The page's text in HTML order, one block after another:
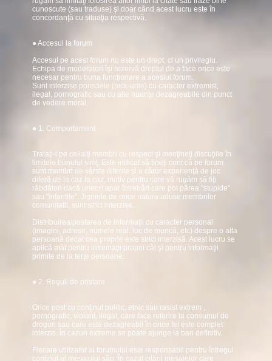
cunoscute (sau traduse) şi doar când acest lucru este în
concordanţă cu situaţia respectivă.
● Accesul la forum
Accesul pe acest forum nu este un drept, ci un privilegiu.
Echipa de moderatori îşi rezervă dreptul de a face orice este
necesar pentru buna funcţionare a acestui forum.
Sunt interzise poreclele (nick-urile) cu caracter extremist,
ilegal, pornografic sau cu alte nuanţe dezagreabile din punct
de vedere moral.
● 1. Comportament
Trataţi-i pe ceilalţi membri cu respect şi menţineţi discuţiile în
limitele bunului simţ. Este indicat să tineţi cont că pe forum
sunt membri de vârste diferite şi a căror experienţă de joc
diferă de la caz la caz, motiv pentru care vă rugăm să fiţi
răbdători dacă uneori apar întrebări care pot părea "stupide"
sau "infantile". Jignirile de orice natura aduse membrilor
comunitatii, sunt strict interzise.
Distribuirea/postarea de informaţii cu caracter personal
(imagini, adrese, numele real, loc de muncă, etc) despre o alta
persoană decat cea proprie este strict interzisă. Acest lucru se
aplică atât pentru informaţii proprii cât şi pentru informaţii
primite de la terţe persoane.
● 2. Reguli de postare
Orice post cu conţinut politic, etnic sau rasist extrem ,
pornografic, violent, ilegal, care face referire la consumul de
droguri sau care este dezagreabil în orice fel este complet
interzis. În cazuri extreme se poate ajunge la ban definitiv.
Fiecare utilizator al forumului este responsabil pentru întregul
conţinut al mesajului său. În cazul citării mesajelor care